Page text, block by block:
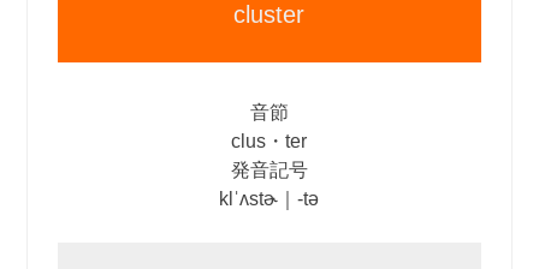
cluster
音節
clus・ter
発音記号
klˈʌstɚ｜‐tə